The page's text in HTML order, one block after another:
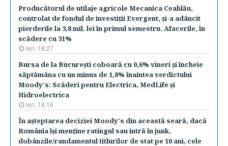
Producătorul de utilaje agricole Mecanica Ceahlău,
controlat de fondul de investiţii Evergent, şi-a adâncit
pierderile la 3,8 mil. lei în primul semestru. Afacerile, în
scădere cu 31%
ieri, 18:27
Bursa de la Bucureşti coboară cu 0,6% vineri şi încheie
săptămâna cu un minus de 1,8% înaintea verdictului
Moody's: Scăderi pentru Electrica, MedLife şi
Hidroelectrica
ieri, 18:16
În aşteptarea deciziei Moody's din această seară, dacă
România îşi menţine ratingul sau intră în junk,
dobânzile/randamentul titlurilor de stat pe 10 ani, cele